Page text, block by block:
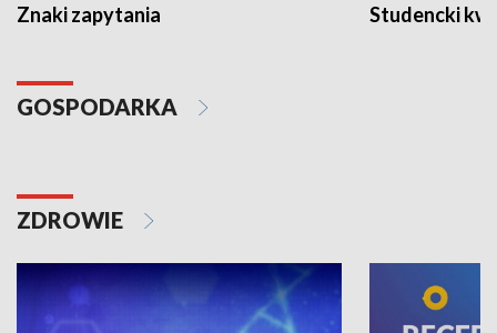
Znaki zapytania Studencki
GOSPODARKA
ZDROWIE